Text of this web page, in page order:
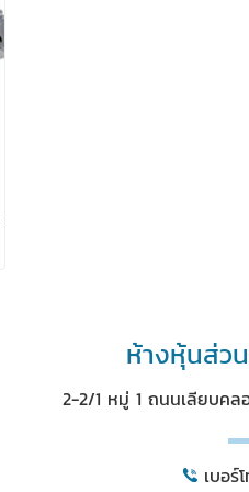
ห้างหุ้นส่ว
2-2/1 หมู่ 1 ถนนเลียบคล
เบอ